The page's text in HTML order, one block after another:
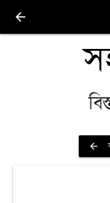
arrow_back
arrow_back